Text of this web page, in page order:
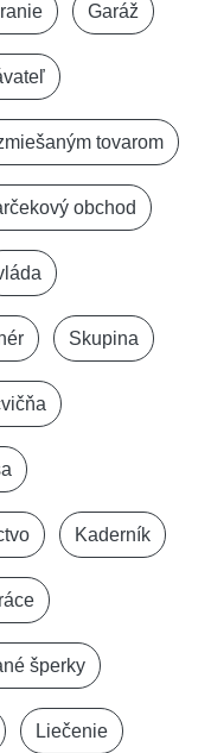
Garáž
tovarom
obchod
Skupina
Kaderník
šperky
Liečenie